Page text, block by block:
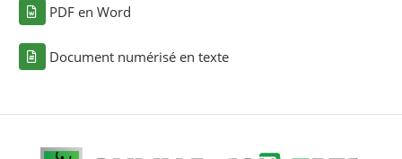
PDF en Word
Document numérisé en texte